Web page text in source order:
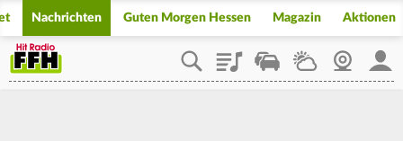
Nachrichten Guten Morgen Hessen Magazin Aktionen
PlaylistStaupilotWetterWebcam